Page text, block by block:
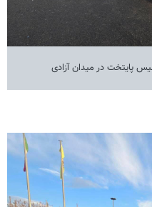
پایتخت در میدان آزادی